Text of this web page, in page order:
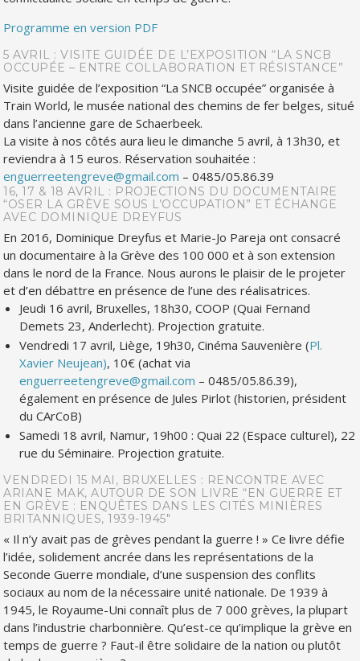
Programme en version PDF
5 AVRIL : VISITE GUIDÉE DE L’EXPOSITION “LA SNCB
OCCUPÉE – ENTRE COLLABORATION ET RÉSISTANCE”
Visite guidée de l’exposition “La SNCB occupée” organisée à
Train World, le musée national des chemins de fer belges, situé
dans l’ancienne gare de Schaerbeek.
La visite à nos côtés aura lieu le dimanche 5 avril, à 13h30, et
reviendra à 15 euros. Réservation souhaitée :
enguerreetengreve@gmail.com – 0485/05.86.39
16, 17 & 18 AVRIL : PROJECTIONS DU DOCUMENTAIRE
“OSER LA GRÈVE SOUS L’OCCUPATION” ET ÉCHANGE
AVEC DOMINIQUE DREYFUS
En 2016, Dominique Dreyfus et Marie-Jo Pareja ont consacré
un documentaire à la Grève des 100 000 et à son extension
dans le nord de la France. Nous aurons le plaisir de le projeter
et d’en débattre en présence de l’une des réalisatrices.
Jeudi 16 avril, Bruxelles, 18h30, COOP (Quai Fernand
Demets 23, Anderlecht). Projection gratuite.
Vendredi 17 avril, Liège, 19h30, Cinéma Sauvenière (Pl.
Xavier Neujean), 10€ (achat via
enguerreetengreve@gmail.com – 0485/05.86.39),
également en présence de Jules Pirlot (historien, président
du CArCoB)
Samedi 18 avril, Namur, 19h00 : Quai 22 (Espace culturel), 22
rue du Séminaire. Projection gratuite.
VENDREDI 15 MAI, BRUXELLES : RENCONTRE AVEC
ARIANE MAK, AUTOUR DE SON LIVRE“EN GUERRE ET
EN GRÈVE : ENQUÊTES DANS LES CITÉS MINIÈRES
BRITANNIQUES, 1939-1945″
« Il n’y avait pas de grèves pendant la guerre ! »Ce livre défie
l’idée, solidement ancrée dans les représentations de la
Seconde Guerre mondiale, d’une suspension des conflits
sociaux au nom de la nécessaire unité nationale. De 1939 à
1945, le Royaume-Uni connaît plus de 7 000 grèves, la plupart
dans l’industrie charbonnière. Qu’est-ce qu’implique la grève en
temps de guerre ? Faut-il être solidaire de la nation ou plutôt